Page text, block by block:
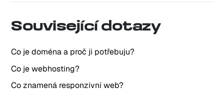
Související dotazy
Co je doména a proč ji potřebuju?
Co je webhosting?
Co znamená responzivní web?